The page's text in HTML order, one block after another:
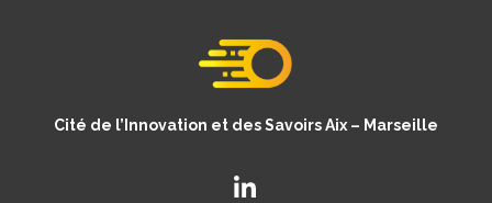
Cité de l’Innovation et des Savoirs Aix – Marseille